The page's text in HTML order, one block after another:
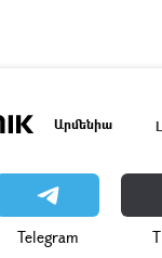
Արմենիա
Telegram